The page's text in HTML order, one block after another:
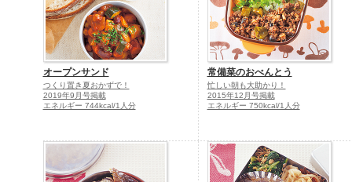
オープンサンド
つくり置き夏おかずで！
2019年9月号掲載
エネルギー 744kcal/1人分
常備菜のおべんとう
忙しい朝も大助かり！
2015年12月号掲載
エネルギー 750kcal/1人分